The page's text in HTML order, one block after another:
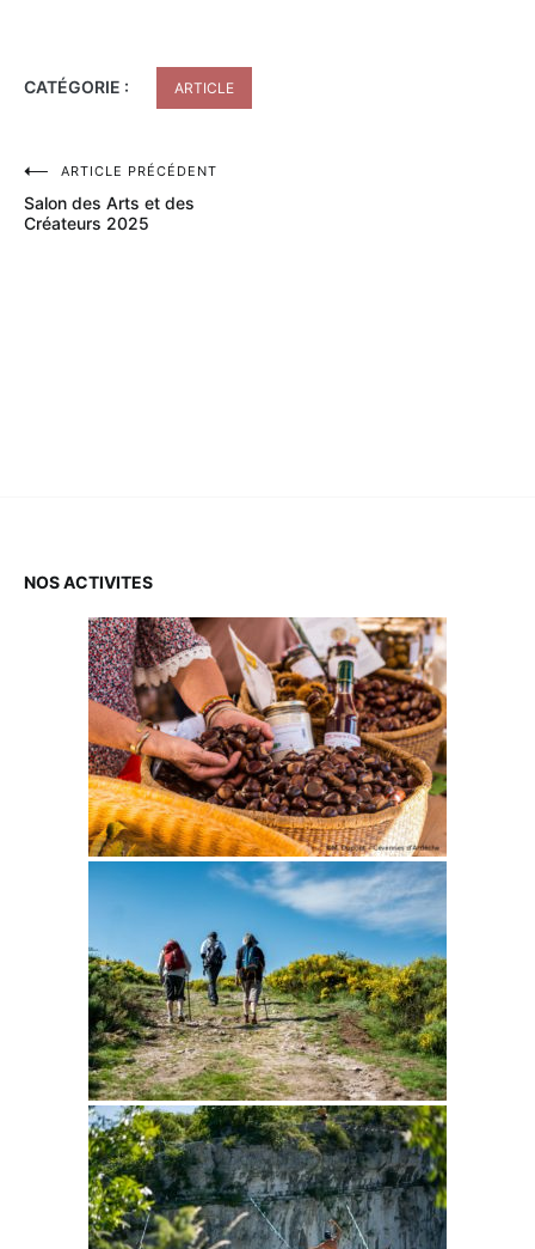
CATÉGORIE : ARTICLE
Navigation
de
ARTICLE PRÉCÉDENT
Salon des Arts et des
Créateurs 2025
NOS ACTIVITES